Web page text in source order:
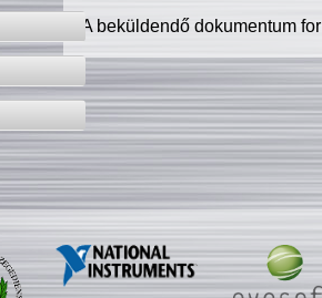
A beküldendő dokumentum